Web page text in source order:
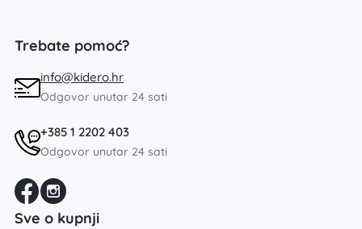
Trebate pomoć?
info@kidero.hr
Odgovor unutar 24 sati
+385 1 2202 403
Odgovor unutar 24 sati
Sve o kupnji